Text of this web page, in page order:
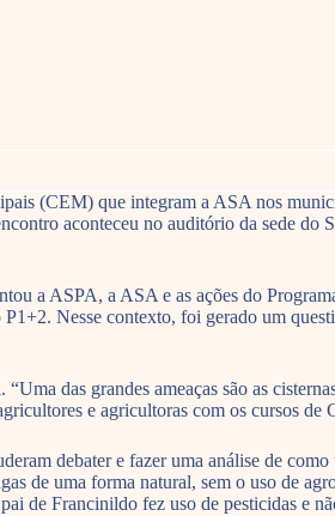
(CEM) que integram a ASA nos
aconteceu no auditório da sede
a ASPA, a ASA e as ações do
Nesse contexto, foi gerado um
das grandes ameaças são as
e agricultoras com os cursos
debater e fazer uma análise de
de uma forma natural, sem o uso de
de Francinildo fez uso de pesticidas e